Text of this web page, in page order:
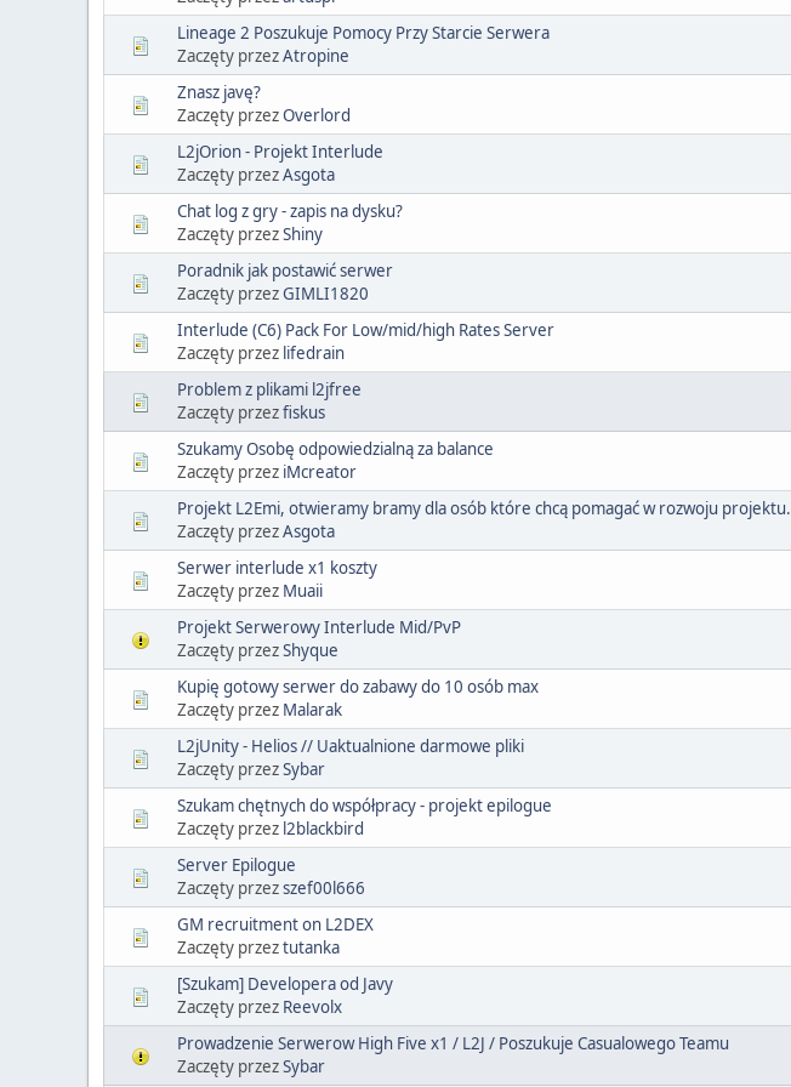
Lineage 2 Poszukuje Pomocy Przy Starcie Serwera
Zaczęty przezAtropine
Znasz javę?
Zaczęty przezOverlord
L2jOrion - Projekt Interlude
Zaczęty przezAsgota
Chat log z gry - zapis na dysku?
Zaczęty przezShiny
Poradnik jak postawić serwer
Zaczęty przezGIMLI1820
Interlude (C6) Pack For Low/mid/high Rates Server
Zaczęty przez lifedrain
Problem z plikami l2jfree
Zaczęty przezfiskus
Szukamy Osobę odpowiedzialną za balance
Zaczęty przez iMcreator
Projekt L2Emi, otwieramy bramy dla osób które chcą pomagać w rozwoju projektu.
Zaczęty przezAsgota
Serwer interlude x1 koszty
Zaczęty przez Muaii
Projekt Serwerowy Interlude Mid/PvP
Zaczęty przezShyque
Kupię gotowy serwer do zabawy do 10 osób max
Zaczęty przez Malarak
L2jUnity - Helios // Uaktualnione darmowe pliki
Zaczęty przezSybar
Szukam chętnych do współpracy - projekt epilogue
Zaczęty przez l2blackbird
Server Epilogue
Zaczęty przezszef00l666
GM recruitment on L2DEX
Zaczęty przeztutanka
[Szukam] Developera od Javy
Zaczęty przez Reevolx
Prowadzenie Serwerow High Five x1 / L2J / Poszukuje Casualowego Teamu
Zaczęty przezSybar